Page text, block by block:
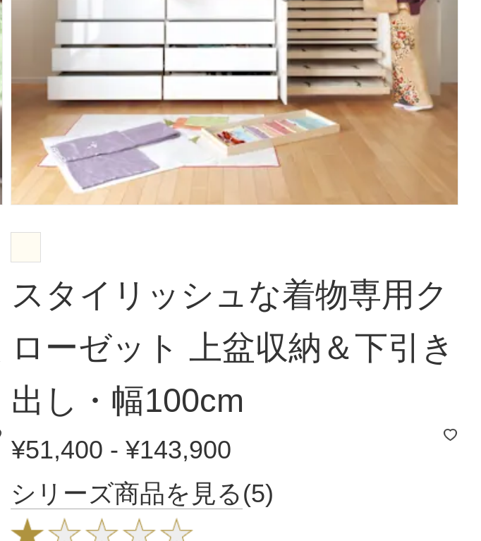
スタイリッシュな着物専用ク
ローゼット 上盆収納＆下引き
出し・幅100cm
¥51,400 - ¥143,900
シリーズ商品を見る(5)